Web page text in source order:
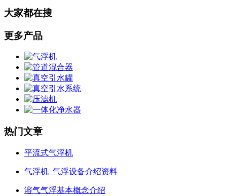
大家都在搜
更多产品
热门文章
平流式气浮机
气浮机_气浮设备介绍资料
溶气气浮基本概念介绍